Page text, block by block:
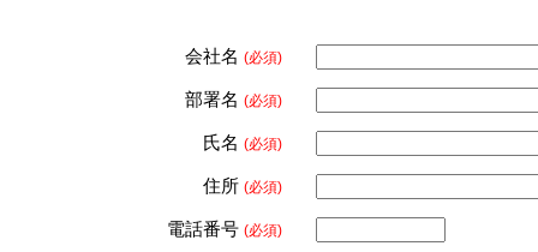
会社名 (必須)
部署名 (必須)
氏名 (必須)
住所 (必須)
電話番号 (必須)